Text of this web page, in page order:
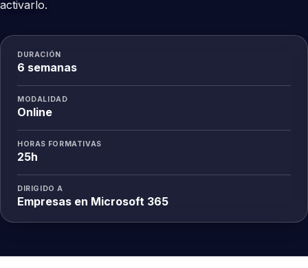
activarlo.
DURACIÓN
6 semanas
MODALIDAD
Online
HORAS FORMATIVAS
25h
DIRIGIDO A
Empresas en Microsoft 365